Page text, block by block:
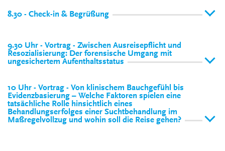
8.30 - Check-in & Begrüßung
9.30 Uhr - Vortrag - Zwischen Ausreisepflicht und
Resozialisierung: Der forensische Umgang mit
ungesichertem Aufenthaltsstatus
10 Uhr - Vortrag - Von klinischem Bauchgefühl bis
Evidenzbasierung – Welche Faktoren spielen eine
tatsächliche Rolle hinsichtlich eines
Behandlungserfolges einer Suchtbehandlung im
Maßregelvollzug und wohin soll die Reise gehen?